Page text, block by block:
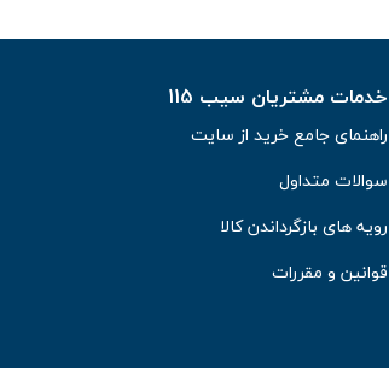
خدمات مشتریان سیب 115
راهنمای جامع خرید از سایت
سوالات متداول
رویه های بازگرداندن کالا
قوانین و مقررات